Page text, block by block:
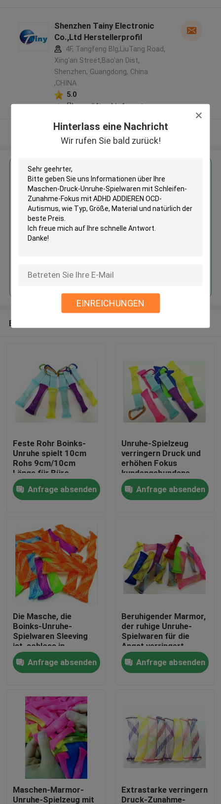
Hinterlass eine Nachricht
Wir rufen Sie bald zurück!
EINREICHUNGEN
Produkte
Über uns
Fabrik-Ausflug
Qualitätskontrolle
Treten Sie mit uns in Verbindung
Fordern Sie ein Zitat
Flexibler PVC-Schläuche
durch Hitze schrumpfbares Rohr
Gewölbter flexible Schläuche
Shenzhen Tainy Electronic
Co.,Ltd Herstellerprofil
4F, Tangfeng Blg,LiuTang Road,
Xing'an Street,Bao'an Dist,
Shenzhen, Guangdong, China
,CHINA
5.0
Überprüfter Lieferant
Sehen Sie mehr an
Erhalten Sie den besten Preis für
Maschen-Druck-Unruhe-
Spielwaren mit Schleifen-
ADDIEREN OCD-Autismus
Fortsetzen
Empfohlene Produkte
Feste Rohr Boinks-
Unruhe spielt 10cm
Rohs 9cm/10cm
Länge für Büro
Anfrage absenden
Unruhe-Spielzeug
verringern Druck und
erhöhen Fokus
kundengebundene
Länge
Anfrage absenden
Die Masche, die
Boinks-Unruhe-
Spielwaren Sleeving
ist, schloss in
gesponnener Breite
des Plastik3cm ein
Anfrage absenden
Beruhigender Marmor,
der ruhige Unruhe-
Spielwaren für die
Angst verringert
Druck mit ADHD und
Autismus hält
Anfrage absenden
Maschen-Marmor-
Unruhe-Spielzeug mit
Extrastarke verringern
Druck-Zunahme-